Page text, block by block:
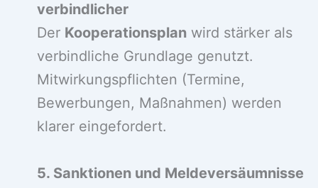
verbindlicher
Der Kooperationsplanwird stärker als
verbindliche Grundlage genutzt.
Mitwirkungspflichten (Termine,
Bewerbungen, Maßnahmen) werden
klarer eingefordert.
5. Sanktionen und Meldeversäumnisse